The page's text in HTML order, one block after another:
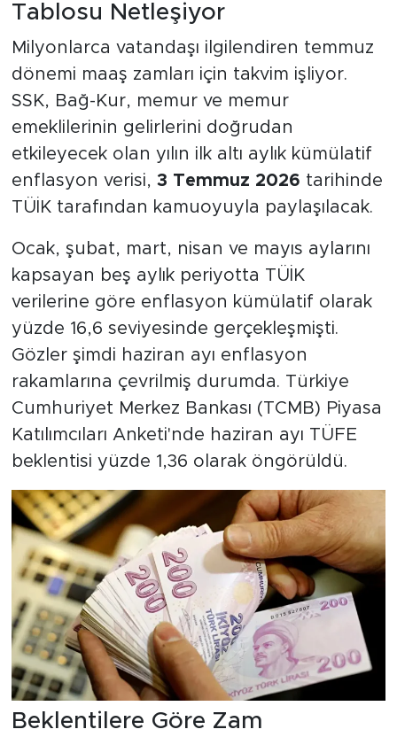
Tablosu Netleşiyor
Milyonlarca vatandaşı ilgilendiren temmuz
dönemi maaş zamları için takvim işliyor.
SSK, Bağ-Kur, memur ve memur
emeklilerinin gelirlerini doğrudan
etkileyecek olan yılın ilk altı aylık kümülatif
enflasyon verisi, 3 Temmuz 2026 tarihinde
TÜİK tarafından kamuoyuyla paylaşılacak.
Ocak, şubat, mart, nisan ve mayıs aylarını
kapsayan beş aylık periyotta TÜİK
verilerine göre enflasyon kümülatif olarak
yüzde 16,6 seviyesinde gerçekleşmişti.
Gözler şimdi haziran ayı enflasyon
rakamlarına çevrilmiş durumda. Türkiye
Cumhuriyet Merkez Bankası (TCMB) Piyasa
Katılımcıları Anketi'nde haziran ayı TÜFE
beklentisi yüzde 1,36 olarak öngörüldü.
Beklentilere Göre Zam